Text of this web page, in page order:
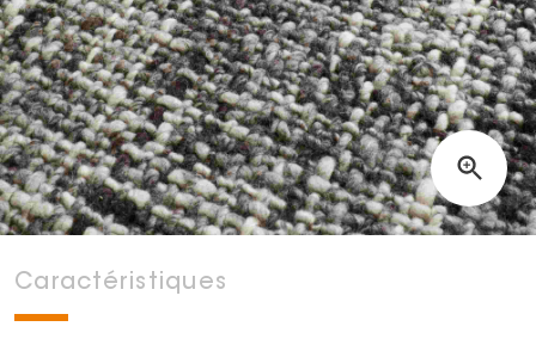
Caractéristiques